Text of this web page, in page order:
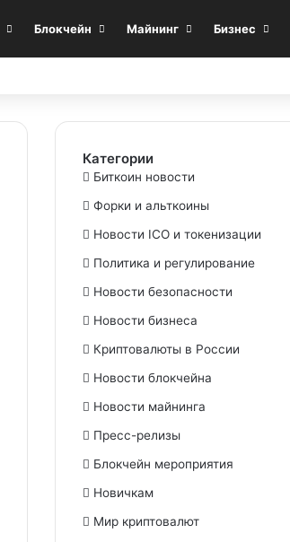
Блокчейн Майнинг Бизнес
Категории
Биткоин новости
Форки и альткоины
Новости ICO и токенизации
Политика и регулирование
Новости безопасности
Новости бизнеса
Криптовалюты в России
Новости блокчейна
Новости майнинга
Пресс-релизы
Блокчейн мероприятия
Новичкам
Мир криптовалют